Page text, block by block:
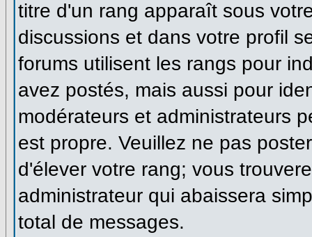
titre d'un rang apparaît sous
discussions et dans votre profil
forums utilisent les rangs pour
avez postés, mais aussi pour
modérateurs et administrateurs
est propre. Veuillez ne pas
d'élever votre rang; vous
administrateur qui abaissera
total de messages.